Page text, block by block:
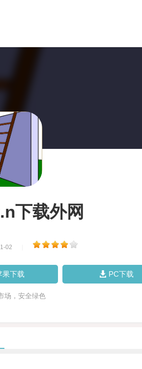
下载外网
02
果下载 PC下载
场，安全绿色